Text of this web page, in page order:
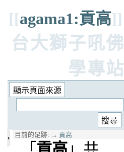
[[agama1:貢高]]
台大獅子吼佛
學專站
目前的足跡: → 貢高